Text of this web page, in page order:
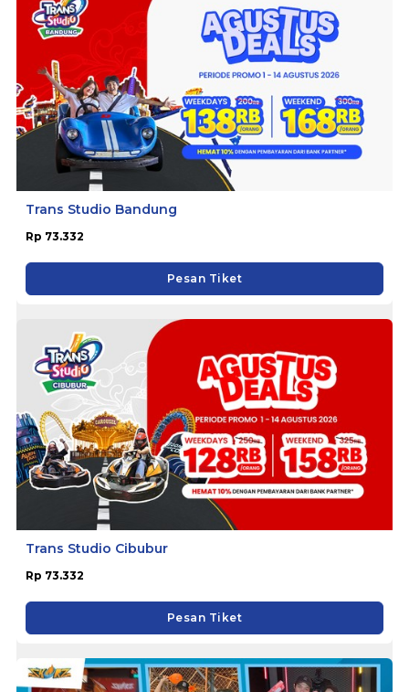
Trans Studio Bandung
Rp 73.332
Pesan Tiket
Trans Studio Cibubur
Rp 73.332
Pesan Tiket